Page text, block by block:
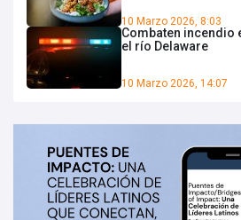
10 Marzo 2026, 8:03
Combaten incendio
el río Delaware
10 Marzo 2026, 14:07